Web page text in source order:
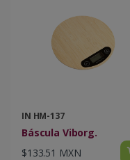
IN HM-137
Báscula Viborg.
$133.51 MXN